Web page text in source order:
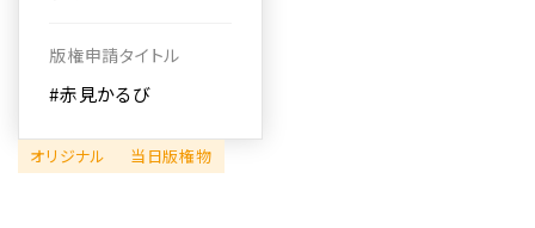
版権申請タイトル
#赤見かるび
オリジナル 当日版権物